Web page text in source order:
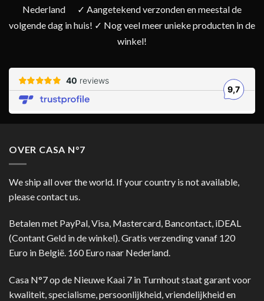
Nederland
✓ Aangetekend verzonden en meestal de
volgende dag in huis! ✓ Nog veel meer unieke producten in de
winkel!
OVER CASA N°7
We ship all over the world. If your country is not available,
please contact us.
Betalen met PayPal, Visa, Mastercard, Bancontact, iDEAL
(Contant Geld in de winkel). Gratis verzending vanaf 120
Euro in België. 160 Euro naar Nederland.
Casa N°7 op de Nieuwe Kaai 7 in Turnhout staat garant voor
kwaliteit, specialisme, persoonlijkheid, vriendelijkheid en